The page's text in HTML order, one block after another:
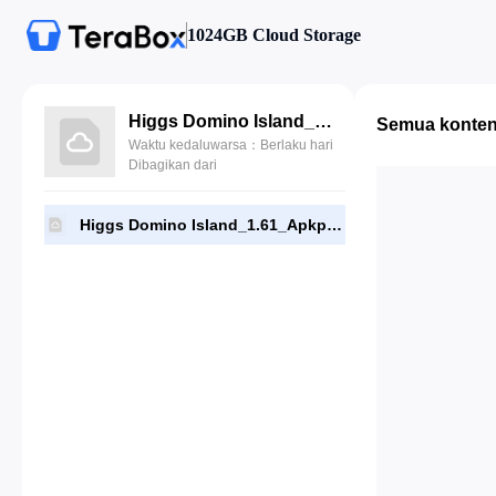
1024GB Cloud Storage
Higgs Domino Island_1.61_Apkpure.apk
Waktu kedaluwarsa：Berlaku hari
Dibagikan dari
Higgs Domino Island_1.61_Apkpure.apk
Semua